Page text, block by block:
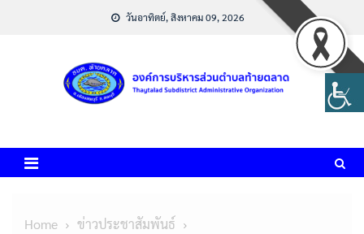
วันอาทิตย์, สิงหาคม 09, 2026
Home
ข่าวประชาสัมพันธ์